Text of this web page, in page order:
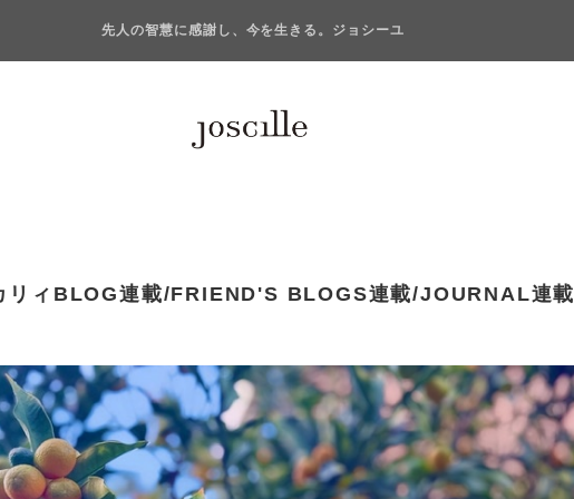
先人の智慧に感謝し、今を生きる。ジョシーユ
リィBLOG連載/FRIEND'S BLOGS連載/JOURNAL連載